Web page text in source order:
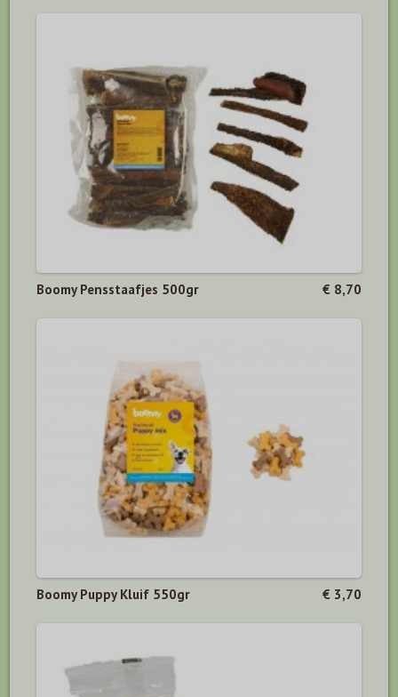
Boomy Pensstaafjes 500gr € 8,70
Boomy Puppy Kluif 550gr € 3,70